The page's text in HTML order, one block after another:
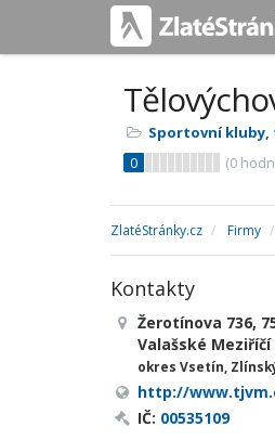
Sportovní
0
(0
ZlatéStránky.cz Firmy
Kontakty
Žerotínova 736,
Valašské Meziříčí
okres Vsetín,
http://
IČ: 00535109